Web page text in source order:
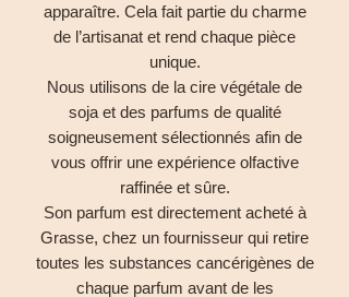
apparaître. Cela fait partie du charme
de l’artisanat et rend chaque pièce
unique.
Nous utilisons de la cire végétale de
soja et des parfums de qualité
soigneusement sélectionnés afin de
vous offrir une expérience olfactive
raffinée et sûre.
Son parfum est directement acheté à
Grasse, chez un fournisseur qui retire
toutes les substances cancérigènes de
chaque parfum avant de les